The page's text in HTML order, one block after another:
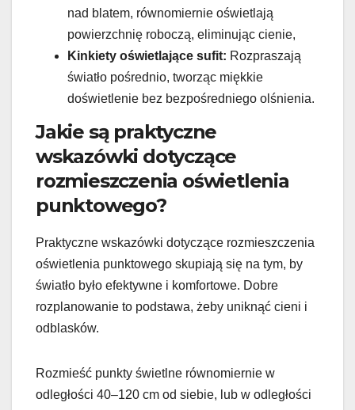
nad blatem, równomiernie oświetlają
powierzchnię roboczą, eliminując cienie,
Kinkiety oświetlające sufit: Rozpraszają
światło pośrednio, tworząc miękkie
doświetlenie bez bezpośredniego olśnienia.
Jakie są praktyczne
wskazówki dotyczące
rozmieszczenia oświetlenia
punktowego?
Praktyczne wskazówki dotyczące rozmieszczenia
oświetlenia punktowego skupiają się na tym, by
światło było efektywne i komfortowe. Dobre
rozplanowanie to podstawa, żeby uniknąć cieni i
odblasków.
Rozmieść punkty świetlne równomiernie w
odległości 40–120 cm od siebie, lub w odległości